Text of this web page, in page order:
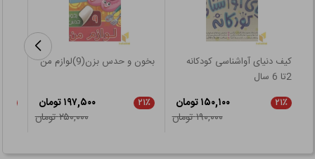
کیف دنیای آواشناسی کودکانه
2تا 6 سال
۲۱٪
۱۵۰,۱۰۰ تومان
۱۹۰,۰۰۰ تومان
بخون و حدس بزن(9)لوازم من
۲۱٪
۱۹۷,۵۰۰ تومان
۲۵۰,۰۰۰ تومان